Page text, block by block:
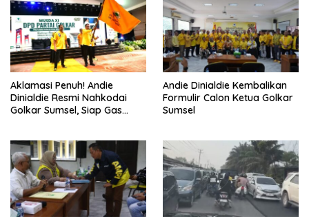
Aklamasi Penuh! Andie
Dinialdie Resmi Nahkodai
Golkar Sumsel, Siap Gas
Andie Dinialdie Kembalikan
Formulir Calon Ketua Golkar
Sumsel